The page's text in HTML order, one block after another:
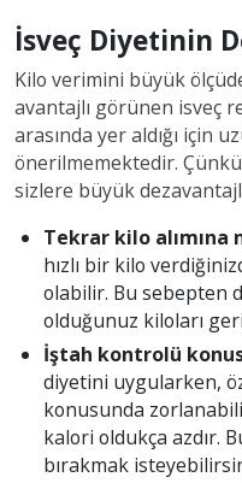
İsveç Diyetinin
Kilo verimini büyük
avantajlı görünen isveç
arasında yer aldığı için
önerilmemektedir.
sizlere büyük
Tekrar kilo alımına
hızlı bir kilo
olabilir. Bu sebepten
olduğunuz kiloları
İştah kontrolü
diyetini uygularken,
konusunda
kalori oldukça azdır.
bırakmak